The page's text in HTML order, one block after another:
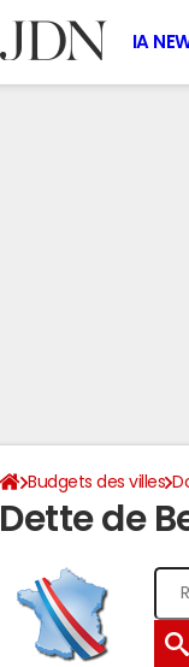
IA
Budgets des villes
Dette de